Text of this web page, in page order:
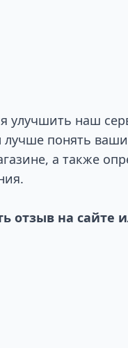
улучшить наш
лучше понять
а также
отзыв на сайте